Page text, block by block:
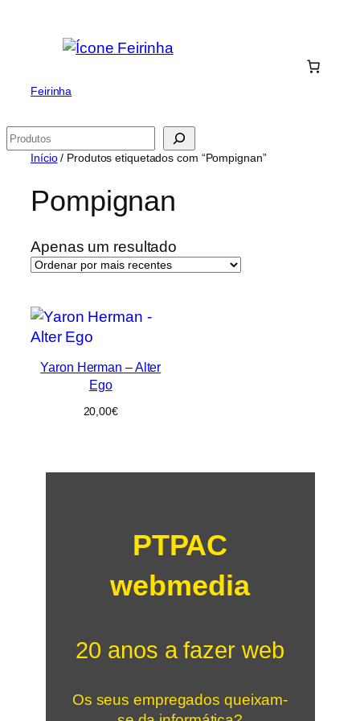
Feirinha
Pesquisar
Início/ Produtos etiquetados com “Pompignan”
Pompignan
Apenas um resultado
Yaron Herman – Alter
Ego
20,00€
PTPAC
webmedia
20 anos a fazer web
Os seus empregados queixam-